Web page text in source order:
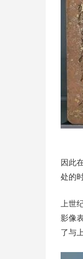
因此
处的
上世
影像
了与